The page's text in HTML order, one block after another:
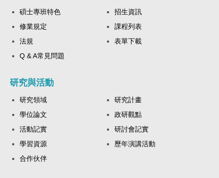
碩士專班特色
招生資訊
修業規定
課程列表
法規
表單下載
Q & A常見問題
研究與活動
研究領域
研究計畫
學位論文
政研觀點
活動記實
研討會記實
學習資源
歷年演講活動
合作伙伴